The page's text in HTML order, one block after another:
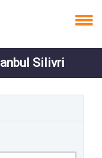
Silivri